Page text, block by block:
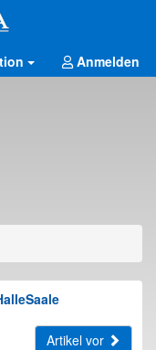
Anmelden
Artikel vor